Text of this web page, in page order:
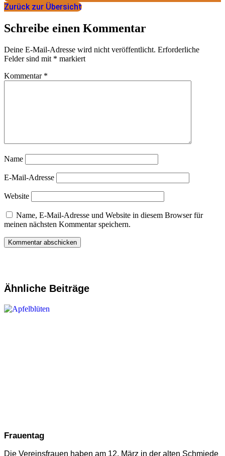
Zurück zur Übersicht
Schreibe einen Kommentar
Deine E-Mail-Adresse wird nicht veröffentlicht. Erforderliche
Felder sind mit * markiert
Kommentar *
Name
E-Mail-Adresse
Website
Name, E-Mail-Adresse und Website in diesem Browser für
meinen nächsten Kommentar speichern.
Ähnliche Beiträge
Frauentag
Die Vereinsfrauen haben am 12. März in der alten Schmiede